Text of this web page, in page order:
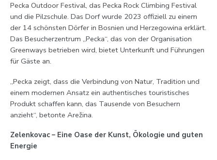
Pecka Outdoor Festival, das Pecka Rock Climbing Festival
und die Pilzschule. Das Dorf wurde 2023 offiziell zu einem
der 14 schönsten Dörfer in Bosnien und Herzegowina erklärt.
Das Besucherzentrum „Pecka“, das von der Organisation
Greenways betrieben wird, bietet Unterkunft und Führungen
für Gäste an.
„Pecka zeigt, dass die Verbindung von Natur, Tradition und
einem modernen Ansatz ein authentisches touristisches
Produkt schaffen kann, das Tausende von Besuchern
anzieht“, betonte Arežina.
Zelenkovac – Eine Oase der Kunst, Ökologie und guten
Energie